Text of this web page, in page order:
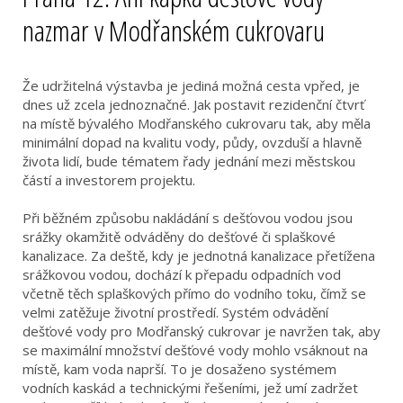
nazmar v Modřanském cukrovaru
Že udržitelná výstavba je jediná možná cesta vpřed, je
dnes už zcela jednoznačné. Jak postavit rezidenční čtvrť
na místě bývalého Modřanského cukrovaru tak, aby měla
minimální dopad na kvalitu vody, půdy, ovzduší a hlavně
života lidí, bude tématem řady jednání mezi městskou
částí a investorem projektu.
Při běžném způsobu nakládání s dešťovou vodou jsou
srážky okamžitě odváděny do dešťové či splaškové
kanalizace. Za deště, kdy je jednotná kanalizace přetížena
srážkovou vodou, dochází k přepadu odpadních vod
včetně těch splaškových přímo do vodního toku, čímž se
velmi zatěžuje životní prostředí. Systém odvádění
dešťové vody pro Modřanský cukrovar je navržen tak, aby
se maximální množství dešťové vody mohlo vsáknout na
místě, kam voda naprší. To je dosaženo systémem
vodních kaskád a technickými řešeními, jež umí zadržet